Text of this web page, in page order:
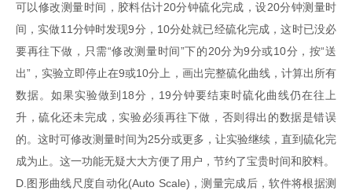
可以修改测量时间，胶料估计20分钟硫化完成，设20分钟测量时
间，实做11分钟时发现9分，10分处就已经硫化完成，这时已没必
要再往下做，只需“修改测量时间”下的20分为9分或10分，按“送
出”，实验立即停止在9或10分上，画出完整硫化曲线，计算出所有
数据。如果实验做到18分，19分钟要结束时硫化曲线仍在往上
升，硫化还未完成，实验必须再往下做，否则得出的数据是错误
的。这时可修改测量时间为25分或更多，让实验继续，直到硫化完
成为止。这一功能无疑大大方便了用户，节约了宝贵时间和胶料。
D.图形曲线尺度自动化(Auto Scale)，测量完成后，软件将根据测